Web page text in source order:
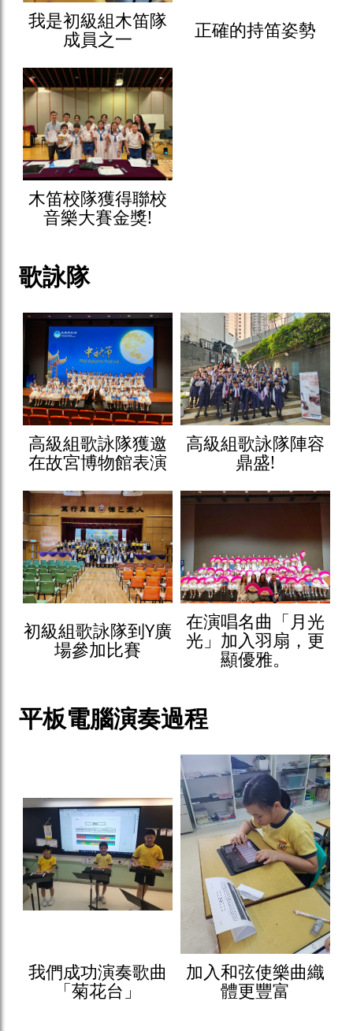
我是初級組木笛隊
成員之一
正確的持笛姿勢
木笛校隊獲得聯校
音樂大賽金獎!
歌詠隊
高級組歌詠隊獲邀
在故宮博物館表演
高級組歌詠隊陣容
鼎盛!
初級組歌詠隊到Y廣
場參加比賽
在演唱名曲「月光
光」加入羽扇，更
顯優雅。
平板電腦演奏過程
我們成功演奏歌曲
「菊花台」
加入和弦使樂曲織
體更豐富